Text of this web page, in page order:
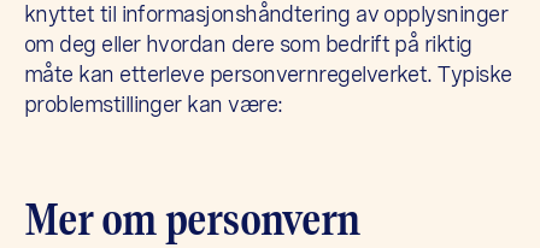
knyttet til informasjonshåndtering av opplysninger
om deg eller hvordan dere som bedrift på riktig
måte kan etterleve personvernregelverket. Typiske
problemstillinger kan være:
Mer om personvern